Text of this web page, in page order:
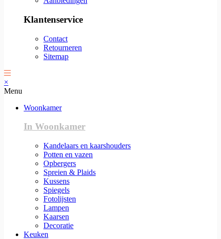
Klantenservice
Contact
Retourneren
Sitemap
×
Menu
Woonkamer
In Woonkamer
Kandelaars en kaarshouders
Potten en vazen
Opbergers
Spreien & Plaids
Kussens
Spiegels
Fotolijsten
Lampen
Kaarsen
Decoratie
Keuken